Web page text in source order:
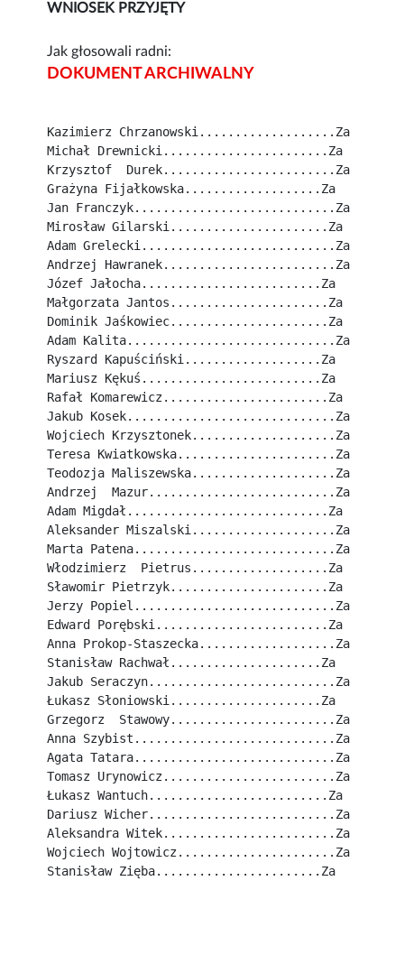
WNIOSEK PRZYJĘTY
Jak głosowali radni:
DOKUMENT ARCHIWALNY
Kazimierz Chrzanowski...................Za
Michał Drewnicki.......................Za
Krzysztof  Durek........................Za
Grażyna Fijałkowska...................Za
Jan Franczyk............................Za
Mirosław Gilarski......................Za
Adam Grelecki...........................Za
Andrzej Hawranek........................Za
Józef Jałocha.........................Za
Małgorzata Jantos......................Za
Dominik Jaśkowiec......................Za
Adam Kalita.............................Za
Ryszard Kapuściński...................Za
Mariusz Kękuś.........................Za
Rafał Komarewicz.......................Za
Jakub Kosek.............................Za
Wojciech Krzysztonek....................Za
Teresa Kwiatkowska......................Za
Teodozja Maliszewska....................Za
Andrzej  Mazur..........................Za
Adam Migdał............................Za
Aleksander Miszalski....................Za
Marta Patena............................Za
Włodzimierz  Pietrus...................Za
Sławomir Pietrzyk......................Za
Jerzy Popiel............................Za
Edward Porębski........................Za
Anna Prokop-Staszecka...................Za
Stanisław Rachwał.....................Za
Jakub Seraczyn..........................Za
Łukasz Słoniowski.....................Za
Grzegorz  Stawowy.......................Za
Anna Szybist............................Za
Agata Tatara............................Za
Tomasz Urynowicz........................Za
Łukasz Wantuch.........................Za
Dariusz Wicher..........................Za
Aleksandra Witek........................Za
Wojciech Wojtowicz......................Za
Stanisław Zięba.......................Za